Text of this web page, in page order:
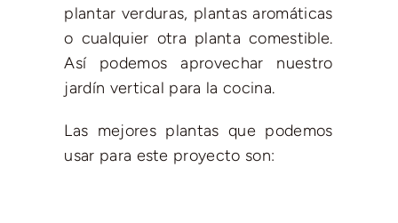
plantar verduras, plantas aromáticas
o cualquier otra planta comestible.
Así podemos aprovechar nuestro
jardín vertical para la cocina.
Las mejores plantas que podemos
usar para este proyecto son: